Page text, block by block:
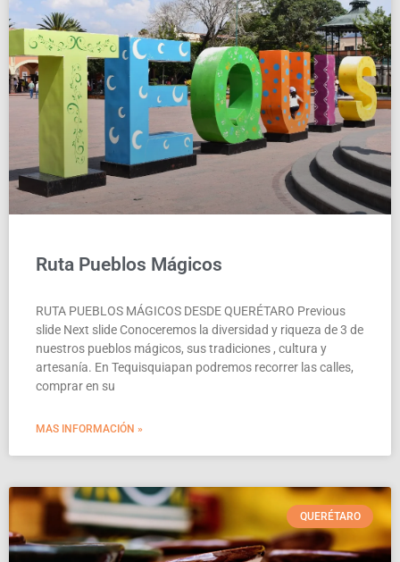
Ruta Pueblos Mágicos
RUTA PUEBLOS MÁGICOS DESDE QUERÉTARO Previous
slide Next slide Conoceremos la diversidad y riqueza de 3 de
nuestros pueblos mágicos, sus tradiciones , cultura y
artesanía. En Tequisquiapan podremos recorrer las calles,
comprar en su
MAS INFORMACIÓN »
QUERÉTARO